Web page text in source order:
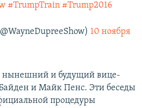
#TrumpTrain #Trump2016
10 ноября
нынешний и будущий вице-
и Майк Пенс. Эти беседы
процедуры